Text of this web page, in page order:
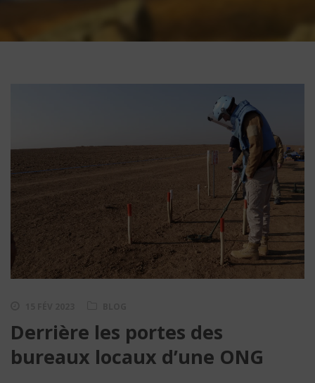
Derrière les portes des
bureaux locaux d’une ONG